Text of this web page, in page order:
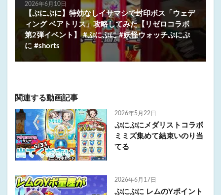
2026年6月10日
【ぷにぷに】特効なしイサマシで封印ボス「ウェデ
ィング ベアトリス」攻略してみた【リゼロコラボ
第2弾イベント】 #ぷにぷに #妖怪ウォッチぷにぷ
に #shorts
関連する動画記事
2026年5月22日
ぷにぷにメダリストコラボ
ミミズ集めて結束いのり当
てる
2026年6月17日
ぷにぷに レムのYポイント